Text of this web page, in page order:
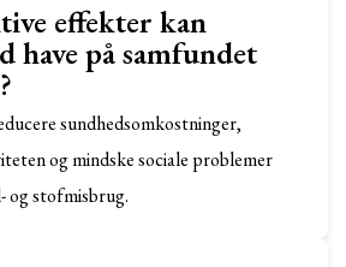
effekter kan
have på samfundet
sundhedsomkostninger,
og mindske sociale problemer
og stofmisbrug.